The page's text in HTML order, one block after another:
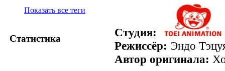
Показать все теги
Статистика
Студия:
Режиссёр: Эндо
Автор оригинала: